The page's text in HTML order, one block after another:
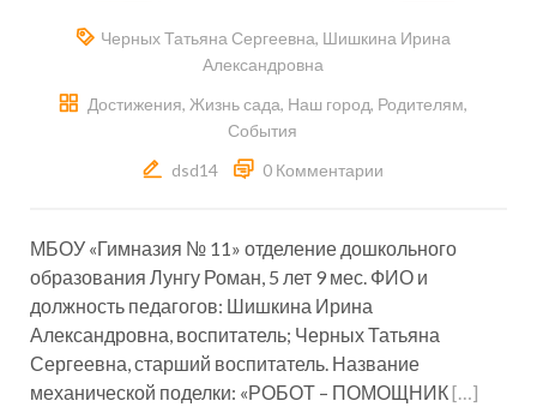
Черных Татьяна Сергеевна, Шишкина Ирина
Александровна
Достижения, Жизнь сада, Наш город, Родителям,
События
dsd14
0 Комментарии
МБОУ «Гимназия № 11» отделение дошкольного
образования Лунгу Роман, 5 лет 9 мес. ФИО и
должность педагогов: Шишкина Ирина
Александровна, воспитатель; Черных Татьяна
Сергеевна, старший воспитатель. Название
механической поделки: «РОБОТ – ПОМОЩНИК[…]